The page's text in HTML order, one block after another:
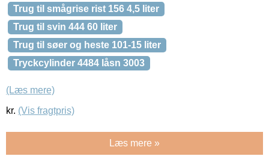
Trug til smågrise rist 156 4,5 liter
Trug til svin 444 60 liter
Trug til søer og heste 101-15 liter
Tryckcylinder 4484 låsn 3003
(Læs mere)
kr. (Vis fragtpris)
Læs mere »